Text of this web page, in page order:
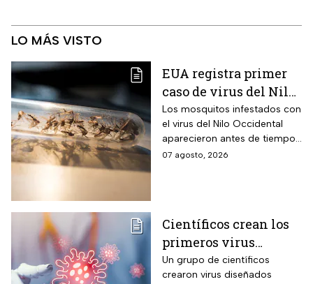
LO MÁS VISTO
EUA registra primer
caso de virus del Nilo
Occidental de 2026
Los mosquitos infestados con
el virus del Nilo Occidental
aparecieron antes de tiempo
en EUA; ya se registró el
07 agosto, 2026
Científicos crean los
primeros virus
diseñados por la IA,
¿son peligrosos para
Un grupo de científicos
crearon virus diseñados